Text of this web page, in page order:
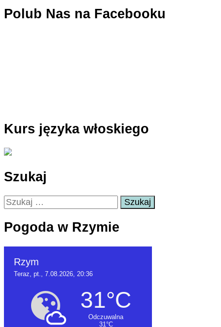
Polub Nas na Facebooku
Kurs języka włoskiego
Szukaj
Szukaj:
Pogoda w Rzymie